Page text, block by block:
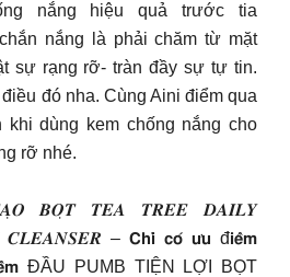
nắng hiệu quả trước tia
nắng là phải chăm từ mặt
sự rạng rỡ- tràn đầy sự tự tin.
đó nha. Cùng Aini điểm qua
dùng kem chống nắng cho
rỡ nhé.
𝑩𝑶̣𝑻 𝑻𝑬𝑨 𝑻𝑹𝑬𝑬 𝑫𝑨𝑰𝑳𝒀
– 𝗖𝗵𝗶̉ 𝗰𝗼́ 𝘂̛𝘂 đ𝗶𝗲̂̉𝗺
ĐẦU PUMB TIỆN LỢI BỌT